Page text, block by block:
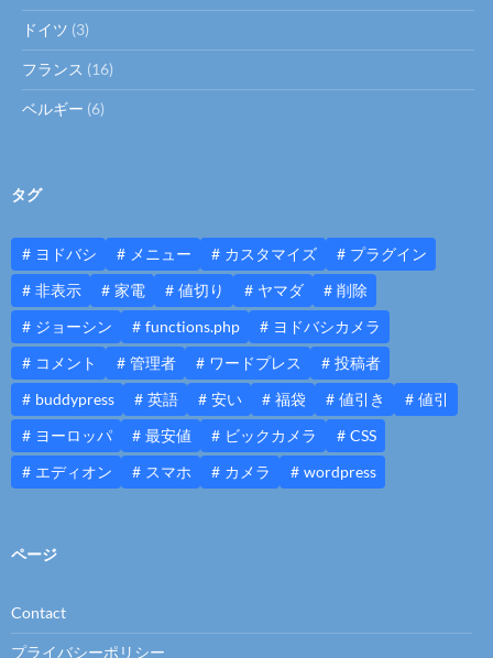
ドイツ (3)
フランス (16)
ベルギー (6)
タグ
ヨドバシ メニュー カスタマイズ
プラグイン
非表示
家電 値切り ヤマダ
削除
ジョーシン
functions.php
ヨドバシカメラ
コメント
管理者 ワードプレス
投稿者
buddypress
英語 安い 福袋 値引き
値引
ヨーロッパ
最安値 ビックカメラ
CSS
エディオン
スマホ カメラ wordpress
ページ
Contact
プライバシーポリシー